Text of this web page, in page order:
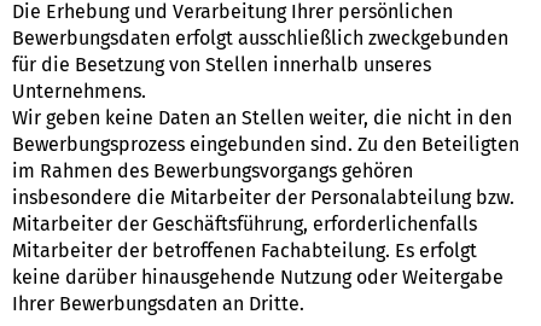
Die Erhebung und Verarbeitung Ihrer persönlichen
Bewerbungsdaten erfolgt ausschließlich zweckgebunden
für die Besetzung von Stellen innerhalb unseres
Unternehmens.
Wir geben keine Daten an Stellen weiter, die nicht in den
Bewerbungsprozess eingebunden sind. Zu den Beteiligten
im Rahmen des Bewerbungsvorgangs gehören
insbesondere die Mitarbeiter der Personalabteilung bzw.
Mitarbeiter der Geschäftsführung, erforderlichenfalls
Mitarbeiter der betroffenen Fachabteilung. Es erfolgt
keine darüber hinausgehende Nutzung oder Weitergabe
Ihrer Bewerbungsdaten an Dritte.